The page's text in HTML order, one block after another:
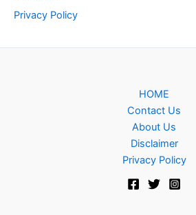
Privacy Policy
HOME
Contact Us
About Us
Disclaimer
Privacy Policy